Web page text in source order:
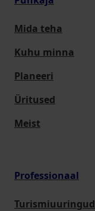
Mida teha
Kuhu minna
Planeeri
Üritused
Meist
Professionaal
Turismiuuringud